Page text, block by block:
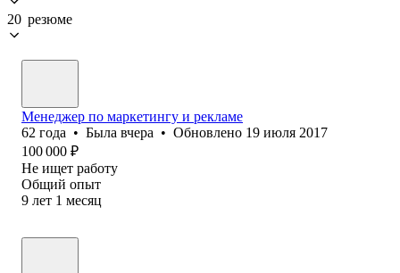
20 резюме
Менеджер по маркетингу и рекламе
62 года • Была вчера • Обновлено 19 июля 2017
100 000 ₽
Не ищет работу
Общий опыт
9 лет 1 месяц